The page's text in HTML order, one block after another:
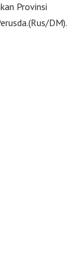
Provinsi
DM).